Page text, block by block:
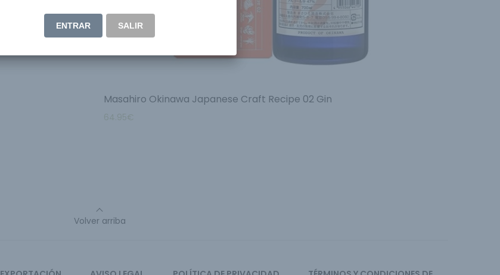
Masahiro Okinawa Japanese Craft Recipe 02 Gin
64.95€
Volver arriba
ENTRAR SALIR